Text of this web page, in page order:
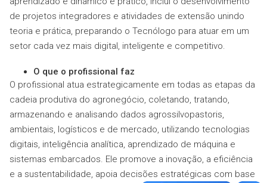
de projetos integradores e atividades de extensão unindo
teoria e prática, preparando o Tecnólogo para atuar em um
setor cada vez mais digital, inteligente e competitivo.
O que o profissional faz
O profissional atua estrategicamente em todas as etapas da
cadeia produtiva do agronegócio, coletando, tratando,
armazenando e analisando dados agrossilvopastoris,
ambientais, logísticos e de mercado, utilizando tecnologias
digitais, inteligência analítica, aprendizado de máquina e
sistemas embarcados. Ele promove a inovação, a eficiência
e a sustentabilidade, apoia decisões estratégicas com base